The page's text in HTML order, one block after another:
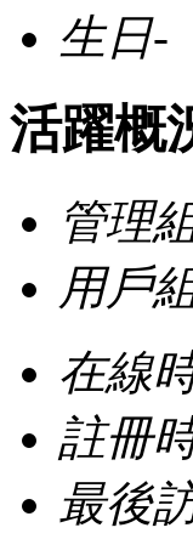
生日-
活躍概
管理
用戶
在線
註冊
最後